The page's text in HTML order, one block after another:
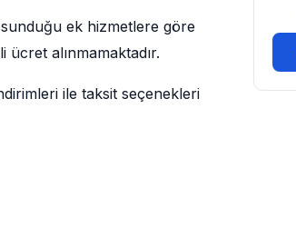
ek hizmetlere göre
alınmamaktadır.
ile taksit seçenekleri